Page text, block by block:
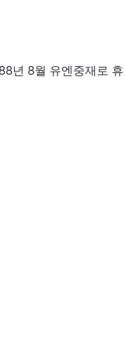
년 8월 유엔중재로 휴